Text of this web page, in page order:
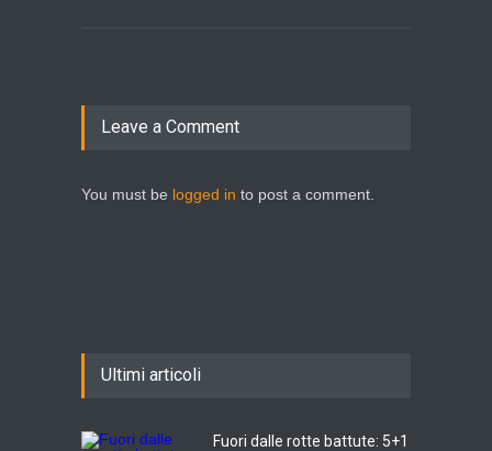
Leave a Comment
You must be logged in to post a comment.
Ultimi articoli
Fuori dalle rotte battute: 5+1